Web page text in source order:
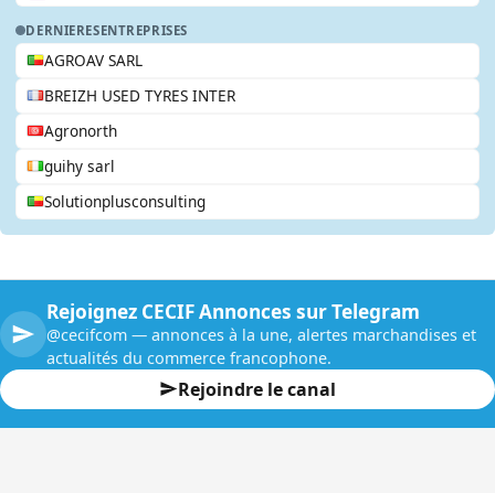
DERNIERESENTREPRISES
AGROAV SARL
BREIZH USED TYRES INTER
Agronorth
guihy sarl
Solutionplusconsulting
Rejoignez CECIF Annonces sur Telegram
@cecifcom — annonces à la une, alertes marchandises et
actualités du commerce francophone.
Rejoindre le canal